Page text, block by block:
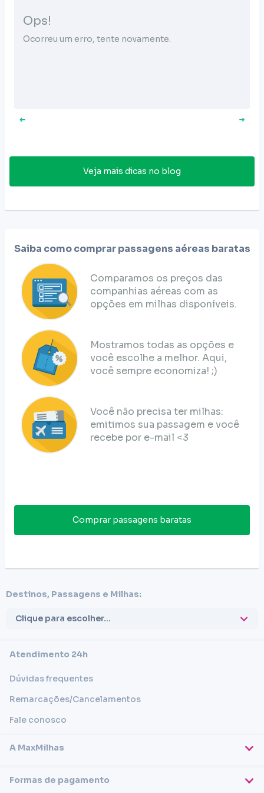
Ops!
Ocorreu um erro, tente novamente.
Veja mais dicas no blog
Saiba como comprar passagens aéreas baratas
Comparamos os preços das
companhias aéreas com as
opções em milhas disponíveis.
Mostramos todas as opções e
você escolhe a melhor. Aqui,
você sempre economiza! ;)
Você não precisa ter milhas:
emitimos sua passagem e você
recebe por e-mail <3
Comprar passagens baratas
Destinos, Passagens e Milhas:
Clique para escolher...
A MaxMilhas
Atendimento 24h
Dúvidas frequentes
Remarcações/Cancelamentos
Fale conosco
Formas de pagamento